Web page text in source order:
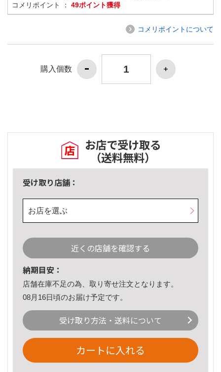
コメリポイント ： 49ポイント獲得
コメリポイントについて
購入個数
お店で受け取る
（送料無料）
受け取り店舗：
お店を選ぶ
近くの店舗を確認する
納期目安：
店舗在庫不足の為、取り寄せ注文となります。
08月16日頃のお届け予定です。
受け取り方法・送料について
カートに入れる